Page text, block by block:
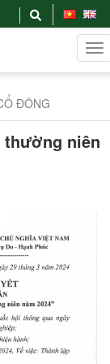
ĐÔNG
thường niên